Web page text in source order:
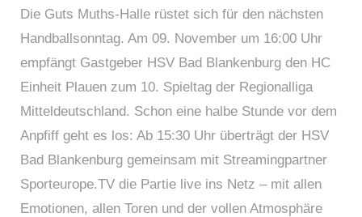
Die Guts Muths‑Halle rüstet sich für den nächsten
Handballsonntag. Am 09. November um 16:00 Uhr
empfängt Gastgeber HSV Bad Blankenburg den HC
Einheit Plauen zum 10. Spieltag der Regionalliga
Mitteldeutschland. Schon eine halbe Stunde vor dem
Anpfiff geht es los: Ab 15:30 Uhr überträgt der HSV
Bad Blankenburg gemeinsam mit Streamingpartner
Sporteurope.TV die Partie live ins Netz – mit allen
Emotionen, allen Toren und der vollen Atmosphäre